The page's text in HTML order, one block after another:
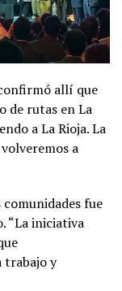
allí que
de rutas en La
a La Rioja. La
a
fue
“La iniciativa
trabajo y